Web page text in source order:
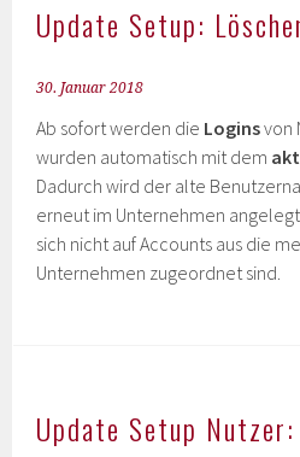
Update Setup:
30. Januar 2018
Ab sofort werden die Loginsvon
wurden automatisch mit dem
Dadurch wird der alte
erneut im Unternehmen
sich nicht auf Accounts aus die
Unternehmen zugeordnet sind.
Update Setup